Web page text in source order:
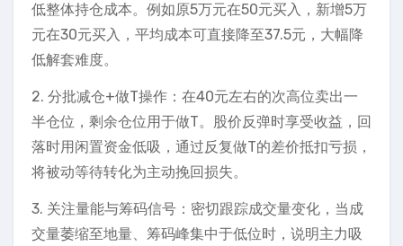
低整体持仓成本。例如原5万元在50元买入，新增5万
元在30元买入，平均成本可直接降至37.5元，大幅降
低解套难度。
2. 分批减仓+做T操作：在40元左右的次高位卖出一
半仓位，剩余仓位用于做T。股价反弹时享受收益，回
落时用闲置资金低吸，通过反复做T的差价抵扣亏损，
将被动等待转化为主动挽回损失。
3. 关注量能与筹码信号：密切跟踪成交量变化，当成
交量萎缩至地量、筹码峰集中于低位时，说明主力吸